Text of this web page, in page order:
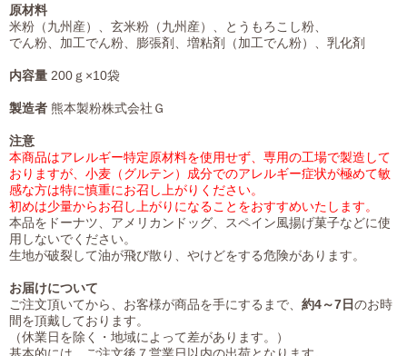
原材料
米粉（九州産）、玄米粉（九州産）、とうもろこし粉、
でん粉、加工でん粉、膨張剤、増粘剤（加工でん粉）、乳化剤
内容量 200ｇ×10袋
製造者 熊本製粉株式会社Ｇ
注意
本商品はアレルギー特定原材料を使用せず、専用の工場で製造して
おりますが、小麦（グルテン）成分でのアレルギー症状が極めて敏
感な方は特に慎重にお召し上がりください。
初めは少量からお召し上がりになることをおすすめいたします。
本品をドーナツ、アメリカンドッグ、スペイン風揚げ菓子などに使
用しないでください。
生地が破裂して油が飛び散り、やけどをする危険があります。
お届けについて
ご注文頂いてから、お客様が商品を手にするまで、 約4～7日のお時
間を頂戴しております。
（休業日を除く・地域によって差があります。）